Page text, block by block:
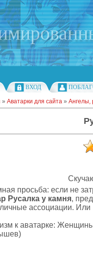
ВХОД
» Аватарки для сайта » Ангелы,
просьба: если не
Русалка у камня,
ассоциации. Или
к аватарке: